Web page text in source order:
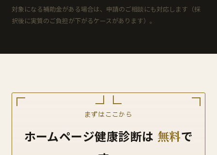
対象になる補助金がある場合は、申請のご相談にも対応します（採
択後に実質のご負担が下がるケースがあります）。
まずはここから
ホームページ健康診断は 無料で